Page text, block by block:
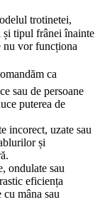
trotinetei,
tipul frânei înainte
nu vor funcționa
ca
sau de persoane
puterea de
incorect, uzate sau
și
ondulate sau
eficiența
mâna sau